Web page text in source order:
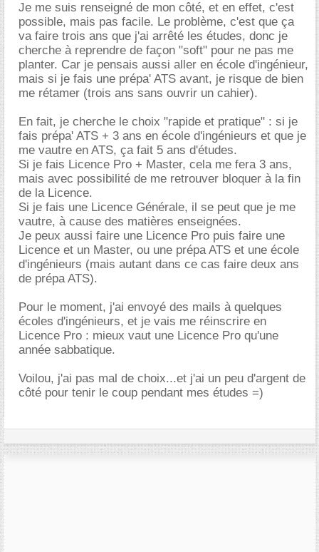
Je me suis renseigné de mon côté, et en effet, c'est
possible, mais pas facile. Le problème, c'est que ça
va faire trois ans que j'ai arrêté les études, donc je
cherche à reprendre de façon "soft" pour ne pas me
planter. Car je pensais aussi aller en école d'ingénieur,
mais si je fais une prépa' ATS avant, je risque de bien
me rétamer (trois ans sans ouvrir un cahier).
En fait, je cherche le choix "rapide et pratique" : si je
fais prépa' ATS + 3 ans en école d'ingénieurs et que je
me vautre en ATS, ça fait 5 ans d'études.
Si je fais Licence Pro + Master, cela me fera 3 ans,
mais avec possibilité de me retrouver bloquer à la fin
de la Licence.
Si je fais une Licence Générale, il se peut que je me
vautre, à cause des matières enseignées.
Je peux aussi faire une Licence Pro puis faire une
Licence et un Master, ou une prépa ATS et une école
d'ingénieurs (mais autant dans ce cas faire deux ans
de prépa ATS).
Pour le moment, j'ai envoyé des mails à quelques
écoles d'ingénieurs, et je vais me réinscrire en
Licence Pro : mieux vaut une Licence Pro qu'une
année sabbatique.
Voilou, j'ai pas mal de choix...et j'ai un peu d'argent de
côté pour tenir le coup pendant mes études =)